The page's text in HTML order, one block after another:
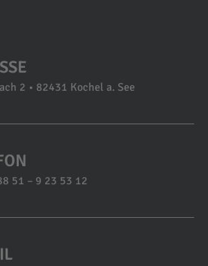
2 • 82431 Kochel a. See
51 – 9 23 53 12